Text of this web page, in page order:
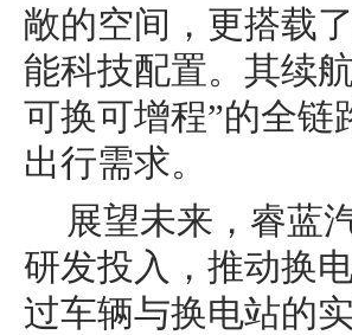
敞的空间，更搭载
能科技配置。其续
可换可增程”的全链
出行需求。
展望未来，睿蓝
研发投入，推动换
过车辆与换电站的